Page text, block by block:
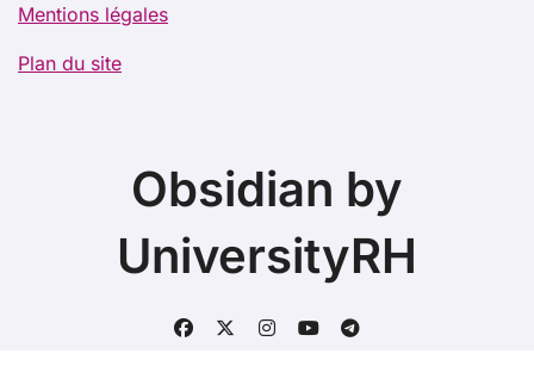
Mentions légales
Plan du site
Obsidian by
UniversityRH